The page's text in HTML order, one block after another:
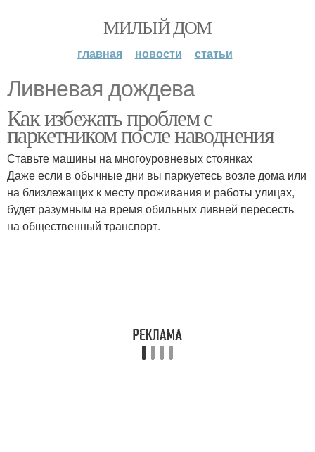
МИЛЫЙ ДОМ
главная новости статьи
Ливневая дождева
Как избежать проблем с
паркетником после наводнения
Ставьте машины на многоуровневых стоянках
Даже если в обычные дни вы паркуетесь возле дома или
на близлежащих к месту проживания и работы улицах,
будет разумным на время обильных ливней пересесть
на общественный транспорт.